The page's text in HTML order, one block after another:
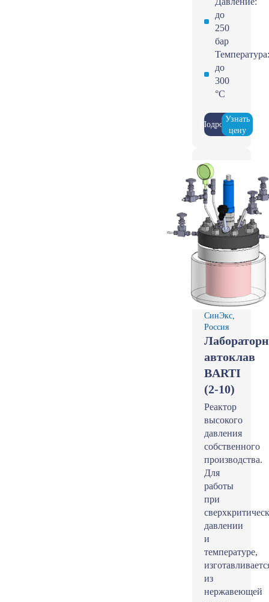
до
250
бар
Температура:
до
300
°С
Подробнее
Узнать
цену
СинЭкс,
Россия
автоклав
BARTI
(2-10)
Реактор
высокого
давления
собственного
производства.
Для
работы
при
давлении
и
температуре,
из
нержавеющей